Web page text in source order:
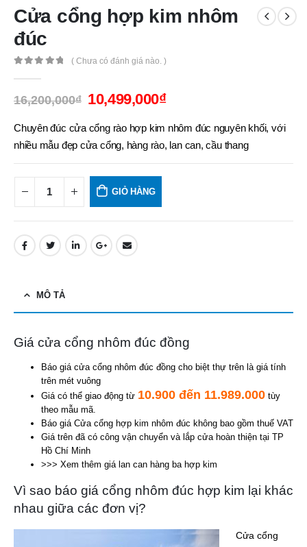
Cửa cổng hợp kim nhôm
đúc
( Chưa có đánh giá nào. )
16,200,000₫ 10,499,000₫
Chuyên đúc cửa cổng rào hợp kim nhôm đúc nguyên khối, với
nhiều mẫu đẹp cửa cổng, hàng rào, lan can, cầu thang
GIỎ HÀNG
MÔ TẢ
Giá cửa cổng nhôm đúc đồng
Báo giá cửa cổng nhôm đúc đồng cho biệt thự trên là giá tính
trên mét vuông
Giá có thể giao động từ 10.900 đến 11.989.000 tùy
theo mẫu mã.
Báo giá Cửa cổng hợp kim nhôm đúc không bao gồm thuế VAT
Giá trên đã có công vận chuyển và lắp cửa hoàn thiện tại TP
Hồ Chí Minh
>>> Xem thêm giá lan can hàng ba hợp kim
Vì sao báo giá cổng nhôm đúc hợp kim lại khác
nhau giữa các đơn vị?
Cửa cổng